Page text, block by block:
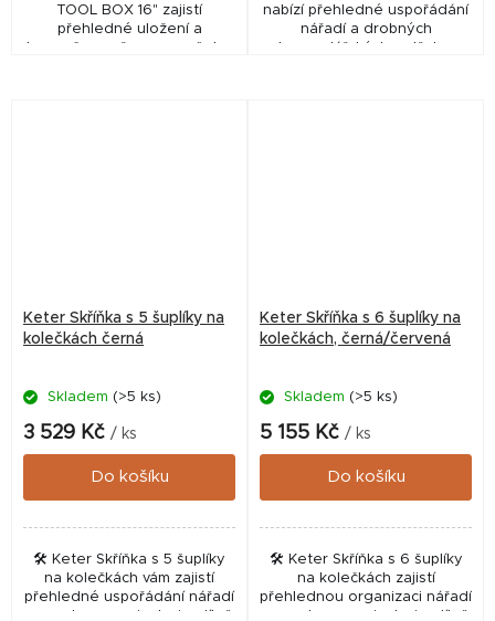
TOOL BOX 16" zajistí
přehledné uložení a
bezpečnou přepravu vašeho
nabízí přehledné uspořádání
nářadí a drobných
hospodářských potřeb v
Keter Skříňka s 5 šuplíky na
kolečkách černá
Skladem (>5 ks)
3 529 Kč / ks
Do košíku
🛠️ Keter Skříňka s 5 šuplíky
na kolečkách vám zajistí
přehledné uspořádání nářadí
Keter Skříňka s 6 šuplíky na
kolečkách, černá/červená
Skladem (>5 ks)
5 155 Kč / ks
Do košíku
🛠️ Keter Skříňka s 6 šuplíky
na kolečkách zajistí
přehlednou organizaci nářadí